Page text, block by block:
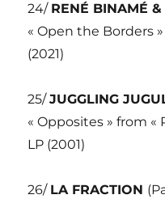
24/ RENÉ BINAMÉ &
« Open the Borders
(2021)
25/JUGGLING
« Opposites » from
LP (2001)
26/ LA FRACTION